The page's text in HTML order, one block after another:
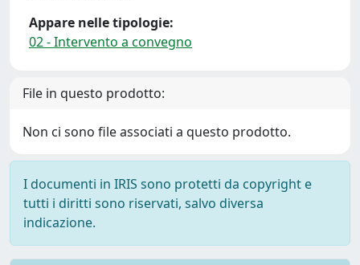
Appare nelle tipologie:
02 - Intervento a convegno
File in questo prodotto:
Non ci sono file associati a questo prodotto.
I documenti in IRIS sono protetti da copyright e
tutti i diritti sono riservati, salvo diversa
indicazione.